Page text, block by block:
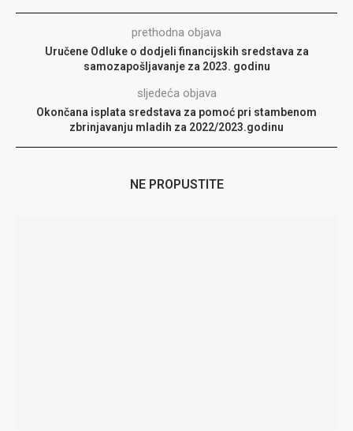
prethodna objava
Uručene Odluke o dodjeli financijskih sredstava za
samozapošljavanje za 2023. godinu
sljedeća objava
Okončana isplata sredstava za pomoć pri stambenom
zbrinjavanju mladih za 2022/2023.godinu
NE PROPUSTITE